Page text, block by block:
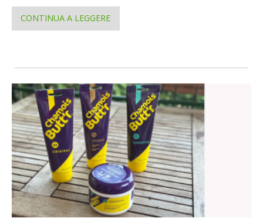
CONTINUA A LEGGERE